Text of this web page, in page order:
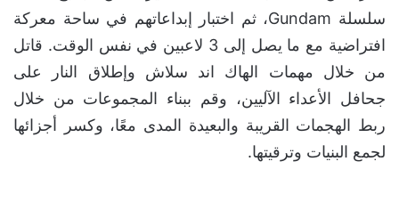
سلسلة Gundam، ثم اختبار إبداعاتهم في ساحة معركة
افتراضية مع ما يصل إلى 3 لاعبين في نفس الوقت. قاتل
من خلال مهمات الهاك اند سلاش وإطلاق النار على
جحافل الأعداء الآليين، وقم ببناء المجموعات من خلال
ربط الهجمات القريبة والبعيدة المدى معًا، وكسر أجزائها
لجمع البنيات وترقيتها.